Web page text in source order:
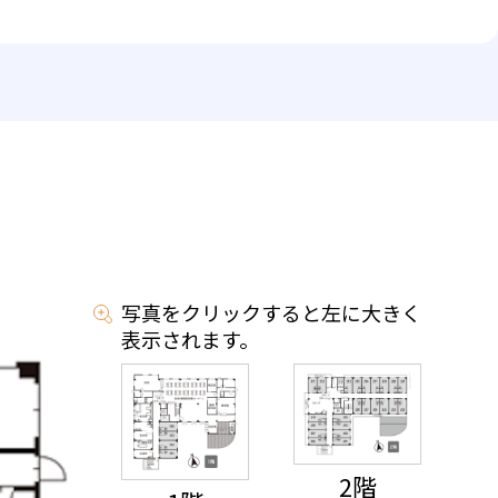
写真をクリックすると左に大きく
表示されます。
2階